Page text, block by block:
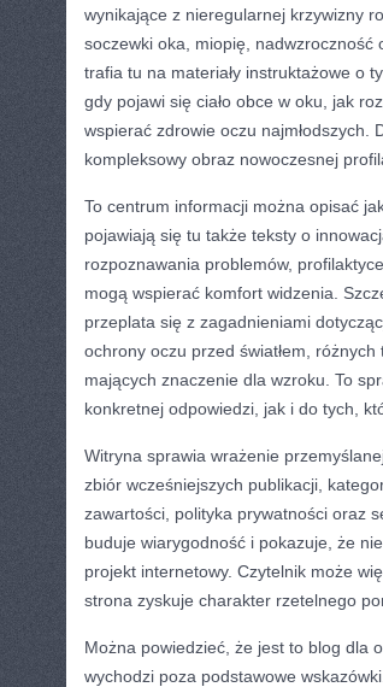
wynikające z nieregularnej krzywizny
soczewki oka, miopię,
trafia tu na materiały instruktażowe o
gdy pojawi się ciało obce w oku, jak
wspierać zdrowie oczu
kompleksowy obraz nowoczesnej
To centrum informacji można opisać
pojawiają się tu także teksty o
rozpoznawania problemów,
mogą wspierać komfort widzenia.
przeplata się z zagadnieniami
ochrony oczu przed światłem,
mających znaczenie dla wzroku. To
konkretnej odpowiedzi, jak i do tych,
Witryna sprawia wrażenie
zbiór wcześniejszych publikacji,
zawartości, polityka prywatności oraz
buduje wiarygodność i pokazuje, że
projekt internetowy. Czytelnik może
strona zyskuje charakter rzetelnego
Można powiedzieć, że jest to blog dla
wychodzi poza podstawowe